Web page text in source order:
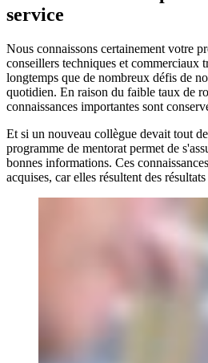
service
Nous connaissons certainement votre
conseillers techniques et commerciaux
longtemps que de nombreux défis de
quotidien. En raison du faible taux de
connaissances importantes sont
Et si un nouveau collègue devait tout
programme de mentorat permet de
bonnes informations. Ces
acquises, car elles résultent des